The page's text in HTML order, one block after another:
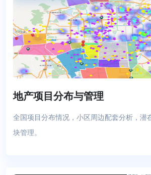
地产项目分布与管理
全国项目分布情况，小区周边配套分析，潜
块管理。